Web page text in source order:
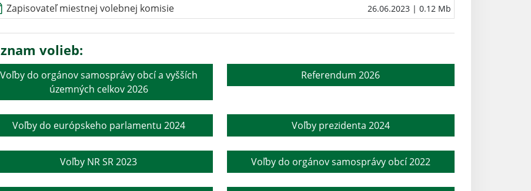
Zapisovateľ miestnej volebnej komisie 26.06.2023 | 0.12 Mb
volieb:
Voľby do orgánov samosprávy obcí a vyšších
územných celkov 2026
Referendum 2026
Voľby do európskeho parlamentu 2024 Voľby prezidenta 2024
Voľby NR SR 2023 Voľby do orgánov samosprávy obcí 2022